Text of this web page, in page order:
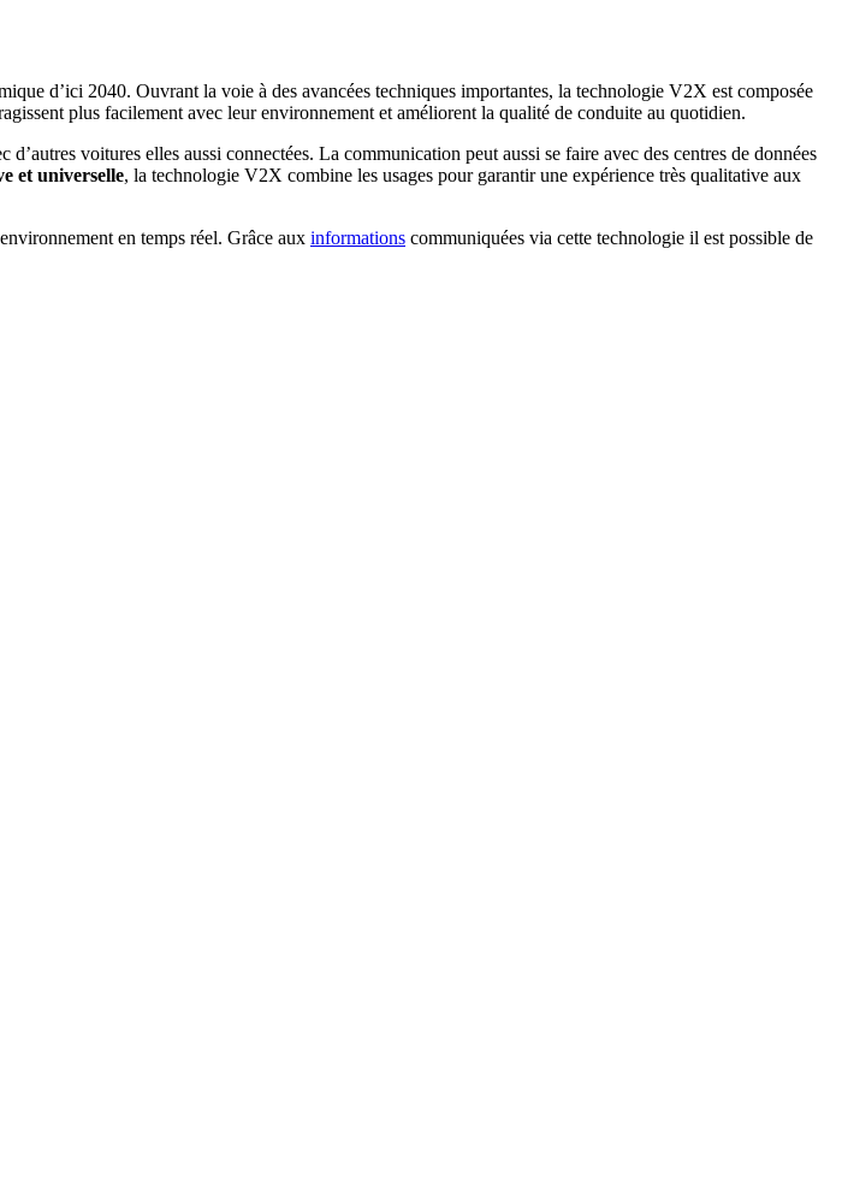
d’ici 2040. Ouvrant la voie à des avancées techniques importantes, la technologie V2X est composée
plus facilement avec leur environnement et améliorent la qualité de conduite au quotidien.
voitures elles aussi connectées. La communication peut aussi se faire avec des centres de données
et universelle, la technologie V2X combine les usages pour garantir une expérience très qualitative aux
en temps réel. Grâce aux informations communiquées via cette technologie il est possible de